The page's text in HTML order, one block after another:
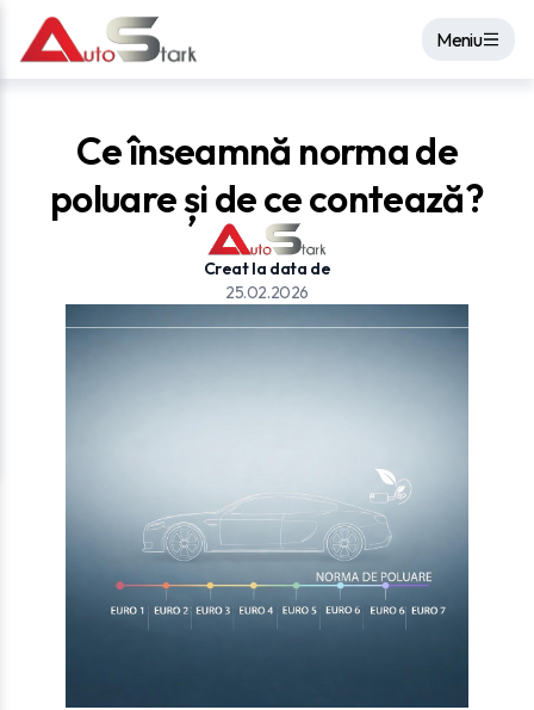
Meniu
Ce înseamnă norma de
poluare și de ce contează?
Creat la data de
25.02.2026